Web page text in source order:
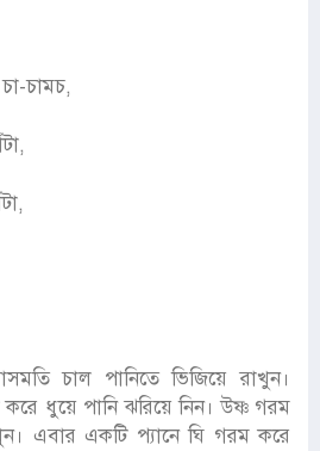
চামচ,
চাল পানিতে ভিজিয়ে রাখুন।
ধুয়ে পানি ঝরিয়ে নিন। উষ্ণ গরম
এবার একটি প্যানে ঘি গরম করে